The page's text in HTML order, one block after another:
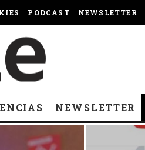
PODCAST NEWSLETTER
NEWSLETTER